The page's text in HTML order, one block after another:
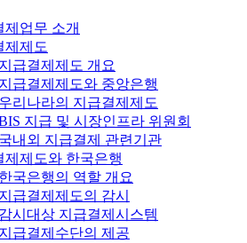
제업무 소개
제제도
지급결제제도 개요
지급결제제도와 중앙은행
우리나라의 지급결제제도
지급 및 시장인프라 위원회
국내외 지급결제 관련기관
제제도와 한국은행
한국은행의 역할 개요
지급결제제도의 감시
감시대상 지급결제시스템
지급결제수단의 제공